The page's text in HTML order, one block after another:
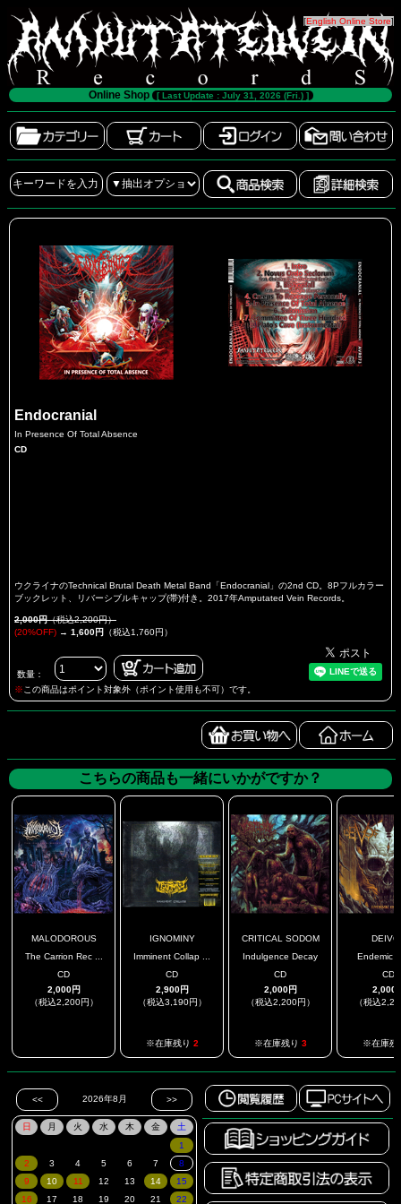
[English Online Store]
Online Shop [ Last Update : July 31, 2026 (Fri.) ]
Endocranial
In Presence Of Total Absence
CD
ウクライナのTechnical Brutal Death Metal Band「Endocranial」の2nd CD。8Pフルカラー
ブックレット、リバーシブルキャップ(帯)付き。2017年Amputated Vein Records。
2,000円（税込2,200円）
(20%OFF) → 1,600円 （税込1,760円）
数量：
※ この商品はポイント対象外（ポイント使用も不可）です。
こちらの商品も一緒にいかがですか？
MALODOROUS
The Carrion Rec ...
CD
2,000円
（税込2,200円）
IGNOMINY
Imminent Collap ...
CD
2,900円
（税込3,190円）
※在庫残り 2
CRITICAL SODOM
Indulgence Decay
CD
2,000円
（税込2,200円）
※在庫残り 3
Endemic
CD
2,000
（税込
※在庫残